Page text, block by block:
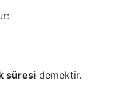
süresi demektir.